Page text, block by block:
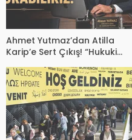
Ahmet Yutmaz’dan Atilla
Karip’e Sert Çıkış! “Hukuki
Kazandırdığınız Tek Bir Proje
Var mı?”